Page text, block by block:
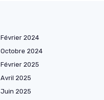
Février 2024
Octobre 2024
Février 2025
Avril 2025
Juin 2025